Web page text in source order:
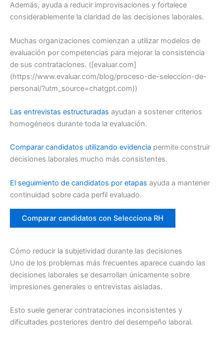
Además, ayuda a reducir improvisaciones y fortalece
considerablemente la claridad de las decisiones laborales.
Muchas organizaciones comienzan a utilizar modelos de
evaluación por competencias para mejorar la consistencia
de sus contrataciones. ([evaluar.com]
(https://www.evaluar.com/blog/proceso-de-seleccion-de-
personal/?utm_source=chatgpt.com))
Las entrevistas estructuradas ayudan a sostener criterios
homogéneos durante toda la evaluación.
Comparar candidatos utilizando evidencia permite construir
decisiones laborales mucho más consistentes.
El seguimiento de candidatos por etapas ayuda a mantener
continuidad sobre cada perfil evaluado.
Comparar candidatos con Selecciona RH
Cómo reducir la subjetividad durante las decisiones
Uno de los problemas más frecuentes aparece cuando las
decisiones laborales se desarrollan únicamente sobre
impresiones generales o entrevistas aisladas.
Esto suele generar contrataciones inconsistentes y
dificultades posteriores dentro del desempeño laboral.